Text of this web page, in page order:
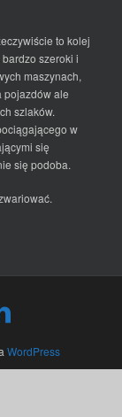
to kolej
szeroki i
maszynach,
pojazdów ale
szlaków.
w
się
się podoba.
WordPress